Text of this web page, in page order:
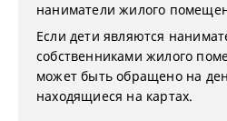
наниматели жилого
Если дети являются
собственниками жилого
может быть обращено на
находящиеся на картах.